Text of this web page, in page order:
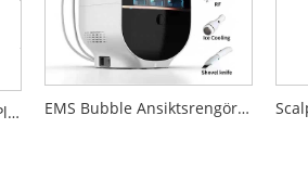
Huddetektering Ice Blue Plus Utrustning för ansiktsskönhet EMS Bubble Ansiktsrengöring Skönhetsutrustning